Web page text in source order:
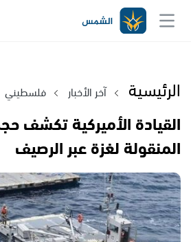
الرئيسية آخر الأخبار فلسطيني
القيادة الأميركية تكشف
المنقولة لغزة عبر الرصيف